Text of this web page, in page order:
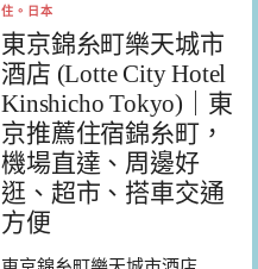
住。日本
東京錦糸町樂天城市
酒店 (Lotte City Hotel
Kinshicho Tokyo)｜東
京推薦住宿錦糸町，
機場直達、周邊好
逛、超市、搭車交通
方便